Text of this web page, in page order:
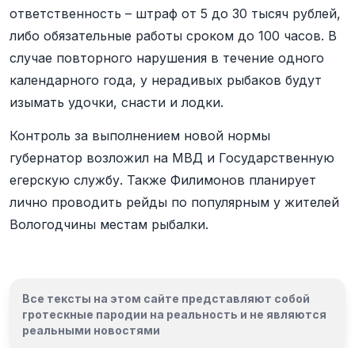
ответственность – штраф от 5 до 30 тысяч рублей,
либо обязательные работы сроком до 100 часов. В
случае повторного нарушения в течение одного
календарного года, у нерадивых рыбаков будут
изымать удочки, снасти и лодки.
Контроль за выполнением новой нормы
губернатор возложил на МВД и Государственную
егерскую службу. Также Филимонов планирует
лично проводить рейды по популярным у жителей
Вологодчины местам рыбалки.
Все тексты на этом сайте представляют собой
гротескные пародии на реальность и не являются
реальными новостями